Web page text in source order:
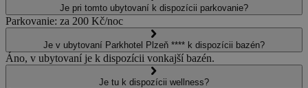
Je pri tomto ubytovaní k dispozícii parkovanie?
Parkovanie: za 200 Kč/noc
Je v ubytovaní Parkhotel Plzeň **** k dispozícii bazén?
Áno, v ubytovaní je k dispozícii vonkajší bazén.
Je tu k dispozícii wellness?